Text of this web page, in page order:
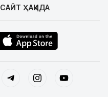
САЙТ ҲАҚИДА